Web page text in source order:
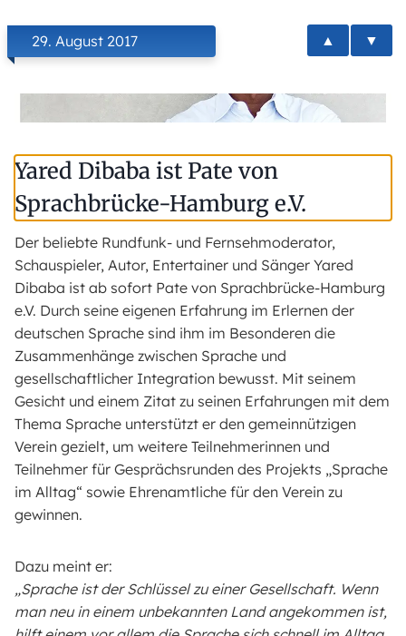
29. August 2017 ▲ ▼
Yared Dibaba ist Pate von
Sprachbrücke-Hamburg e.V.
Der beliebte Rundfunk- und Fernsehmoderator,
Schauspieler, Autor, Entertainer und Sänger Yared
Dibaba ist ab sofort Pate von Sprachbrücke-Hamburg
e.V. Durch seine eigenen Erfahrung im Erlernen der
deutschen Sprache sind ihm im Besonderen die
Zusammenhänge zwischen Sprache und
gesellschaftlicher Integration bewusst. Mit seinem
Gesicht und einem Zitat zu seinen Erfahrungen mit dem
Thema Sprache unterstützt er den gemeinnützigen
Verein gezielt, um weitere Teilnehmerinnen und
Teilnehmer für Gesprächsrunden des Projekts „Sprache
im Alltag“ sowie Ehrenamtliche für den Verein zu
gewinnen.
Dazu meint er:
„Sprache ist der Schlüssel zu einer Gesellschaft. Wenn
man neu in einem unbekannten Land angekommen ist,